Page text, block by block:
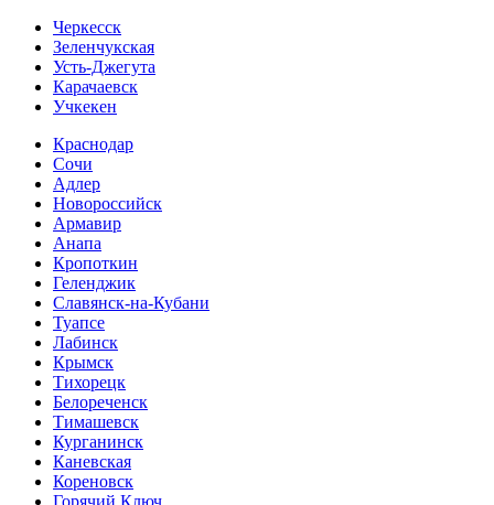
Черкесск
Зеленчукская
Усть-Джегута
Карачаевск
Учкекен
Краснодар
Сочи
Адлер
Новороссийск
Армавир
Анапа
Кропоткин
Геленджик
Славянск-на-Кубани
Туапсе
Лабинск
Крымск
Тихорецк
Белореченск
Тимашевск
Курганинск
Каневская
Кореновск
Горячий Ключ